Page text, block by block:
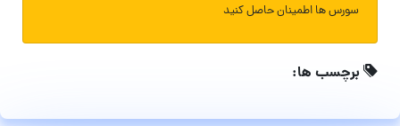
سورس ها اطمینان حاصل کنید
برچسب ها: